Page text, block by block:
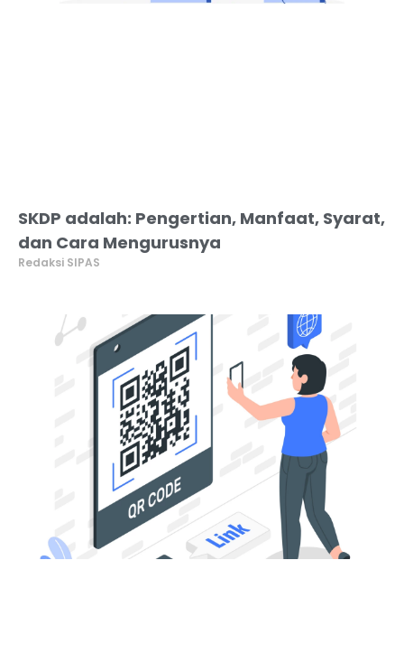
SKDP adalah: Pengertian, Manfaat, Syarat,
dan Cara Mengurusnya
Redaksi SIPAS